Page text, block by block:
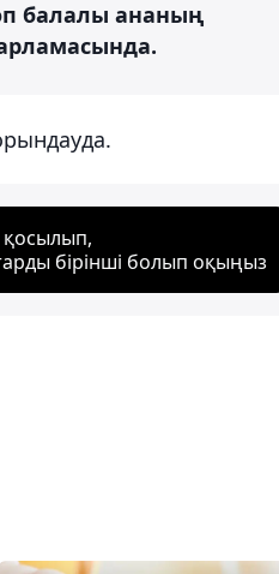
балалы ананың
қосылып,
бірінші болып оқыңыз